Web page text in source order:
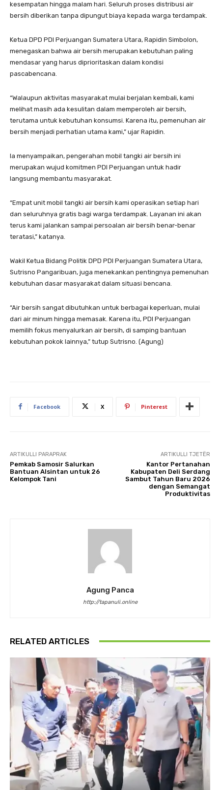
kesempatan hingga malam hari. Seluruh proses distribusi air
bersih diberikan tanpa dipungut biaya kepada warga terdampak.
Ketua DPD PDI Perjuangan Sumatera Utara, Rapidin Simbolon,
menegaskan bahwa air bersih merupakan kebutuhan paling
mendasar yang harus diprioritaskan dalam kondisi
pascabencana.
“Walaupun aktivitas masyarakat mulai berjalan kembali, kami
melihat masih ada kesulitan dalam memperoleh air bersih,
terutama untuk kebutuhan konsumsi. Karena itu, pemenuhan air
bersih menjadi perhatian utama kami,” ujar Rapidin.
Ia menyampaikan, pengerahan mobil tangki air bersih ini
merupakan wujud komitmen PDI Perjuangan untuk hadir
langsung membantu masyarakat.
“Empat unit mobil tangki air bersih kami operasikan setiap hari
dan seluruhnya gratis bagi warga terdampak. Layanan ini akan
terus kami jalankan sampai persoalan air bersih benar-benar
teratasi,” katanya.
Wakil Ketua Bidang Politik DPD PDI Perjuangan Sumatera Utara,
Sutrisno Pangaribuan, juga menekankan pentingnya pemenuhan
kebutuhan dasar masyarakat dalam situasi bencana.
“Air bersih sangat dibutuhkan untuk berbagai keperluan, mulai
dari air minum hingga memasak. Karena itu, PDI Perjuangan
memilih fokus menyalurkan air bersih, di samping bantuan
kebutuhan pokok lainnya,” tutup Sutrisno. (Agung)
Facebook X Pinterest
ARTIKULLI PARAPRAK
Pemkab Samosir Salurkan
Bantuan Alsintan untuk 26
Kelompok Tani
ARTIKULLI TJETËR
Kantor Pertanahan
Kabupaten Deli Serdang
Sambut Tahun Baru 2026
dengan Semangat
Produktivitas
Agung Panca
http://tapanuli.online
RELATED ARTICLES